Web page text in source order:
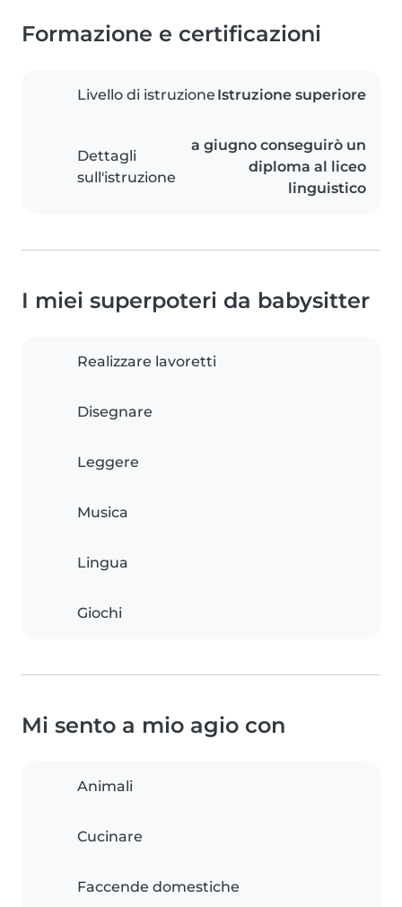
Formazione e certificazioni
Livello di istruzione Istruzione superiore
Dettagli
sull'istruzione
a giugno conseguirò un
diploma al liceo
linguistico
I miei superpoteri da babysitter
Realizzare lavoretti
Disegnare
Leggere
Musica
Lingua
Giochi
Mi sento a mio agio con
Animali
Cucinare
Faccende domestiche